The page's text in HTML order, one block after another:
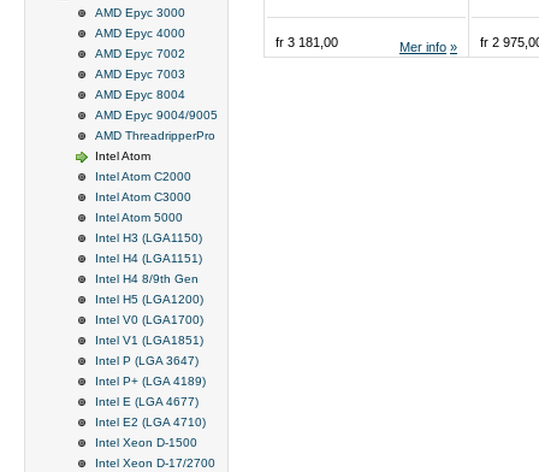
fr 3 181,00 Mer info fr 2
AMD Epyc 3000
AMD Epyc 4000
AMD Epyc 7002
AMD Epyc 7003
AMD Epyc 8004
AMD Epyc 9004/9005
AMD ThreadripperPro
Intel Atom
Intel Atom C2000
Intel Atom C3000
Intel Atom 5000
Intel H3 (LGA1150)
Intel H4 (LGA1151)
Intel H4 8/9th Gen
Intel H5 (LGA1200)
Intel V0 (LGA1700)
Intel V1 (LGA1851)
Intel P (LGA 3647)
Intel P+ (LGA 4189)
Intel E (LGA 4677)
Intel E2 (LGA 4710)
Intel Xeon D-1500
Intel Xeon D-17/2700